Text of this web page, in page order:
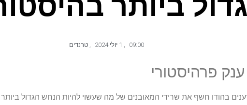
09:00
,
, טרנדים
פרהיסטורי
בהודו חשף את שרידי המאובנים של מה שעשוי להיות הנחש הגדול